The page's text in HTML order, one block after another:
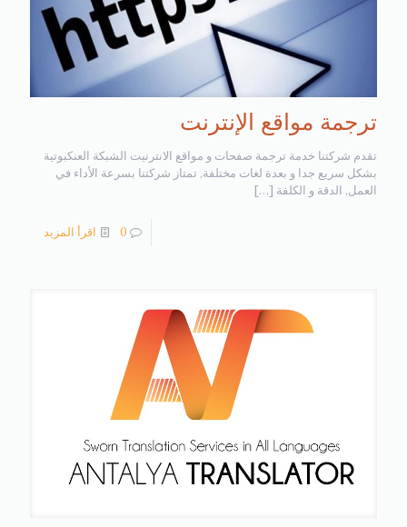
ترجمة مواقع الإنترنت
تقدم شركتنا خدمة ترجمة صفحات و مواقع الانترنيت الشبكة العنكبوتية
بشكل سريع جدا و بعدة لغات مختلفة, تمتاز شركتنا بسرعة الأداء في
العمل, الدقة و الكلفة […]
0 اقرأ المزيد